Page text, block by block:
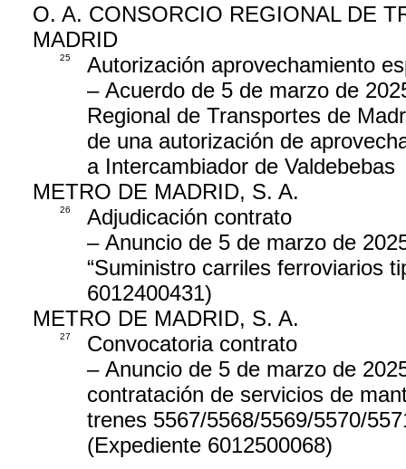
O. A. CONSORCIO REGIONAL DE
MADRID
25
Autorización aprovechamiento
– Acuerdo de 5 de marzo de
Regional de Transportes de
de una autorización de
a Intercambiador de Valdebebas
METRO DE MADRID, S. A.
26
Adjudicación contrato
– Anuncio de 5 de marzo de
“Suministro carriles ferroviarios
6012400431)
METRO DE MADRID, S. A.
27
Convocatoria contrato
– Anuncio de 5 de marzo de
contratación de servicios de
trenes 5567/5568/5569/5570/
(Expediente 6012500068)